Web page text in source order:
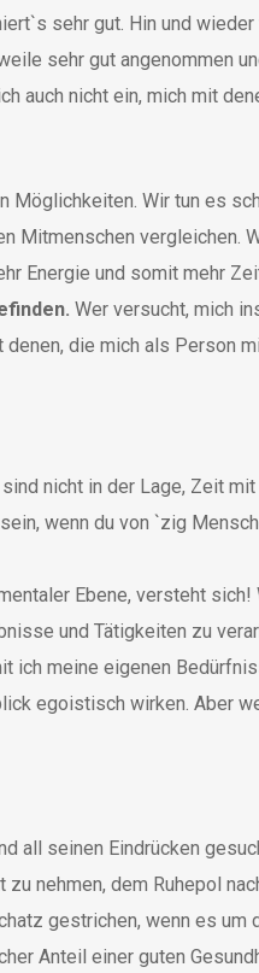
sehr gut. Hin und
sehr gut angenommen
auch nicht ein, mich mit
Wir tun es
Mitmenschen vergleichen.
Energie und somit mehr
Wer versucht, mich
die mich als Person
nicht in der Lage, Zeit
wenn du von `zig
Ebene, versteht
und Tätigkeiten zu
meine eigenen
egoistisch wirken. Aber
all seinen Eindrücken
nehmen, dem Ruhepol
gestrichen, wenn es
Anteil einer guten